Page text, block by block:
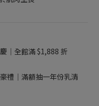
｜全館滿 $1,888 折
禮｜滿額抽一年份乳清